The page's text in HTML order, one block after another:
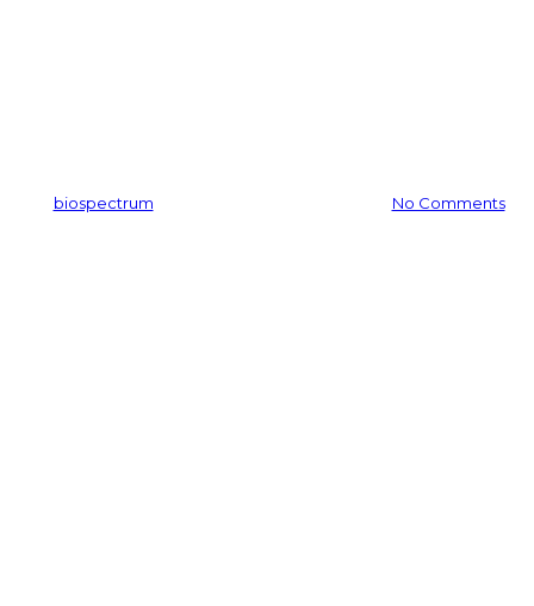
biospectrum No Comments